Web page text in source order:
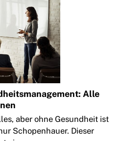
Alle
aber ohne Gesundheit ist
Schopenhauer. Dieser